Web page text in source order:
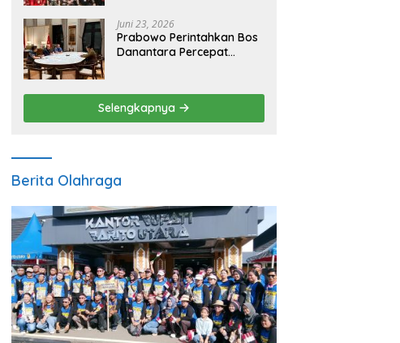
Juni 23, 2026
Prabowo Perintahkan Bos
Danantara Percepat
Ekonomi Baru
Selengkapnya
Berita Olahraga